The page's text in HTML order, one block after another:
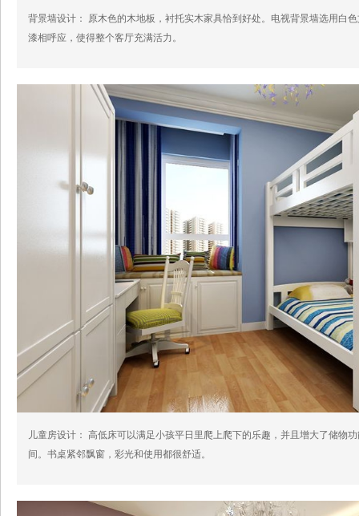
背景墙设计： 原木色的木地板，衬托实木家具恰到好处。电视背景墙选用白
漆相呼应，使得整个客厅充满活力。
儿童房设计： 高低床可以满足小孩平日里爬上爬下的乐趣，并且增大了储物
间。书桌紧邻飘窗，彩光和使用都很舒适。